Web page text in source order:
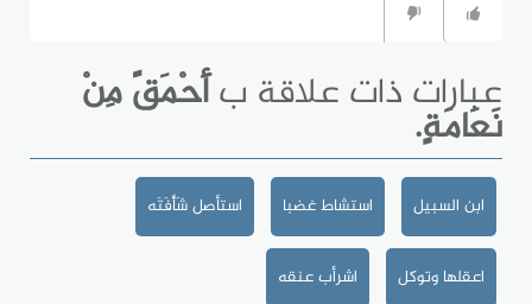
عبارات ذات علاقة بأَحْمَقً مِنْ
نَعَامَةٍ.
ابن السبيل استشاط غضبا استأصل شَأْفَتَه
اعقلها وتوكل اشرأب عنقه